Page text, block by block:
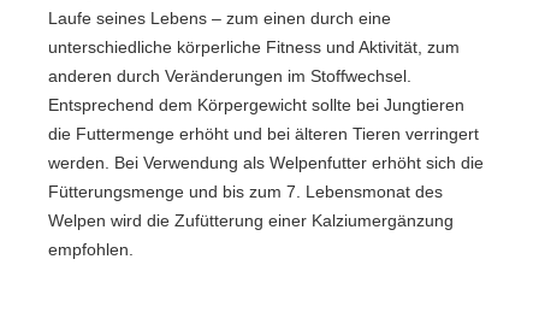
Laufe seines Lebens – zum einen durch eine
unterschiedliche körperliche Fitness und Aktivität, zum
anderen durch Veränderungen im Stoffwechsel.
Entsprechend dem Körpergewicht sollte bei Jungtieren
die Futtermenge erhöht und bei älteren Tieren verringert
werden. Bei Verwendung als Welpenfutter erhöht sich die
Fütterungsmenge und bis zum 7. Lebensmonat des
Welpen wird die Zufütterung einer Kalziumergänzung
empfohlen.